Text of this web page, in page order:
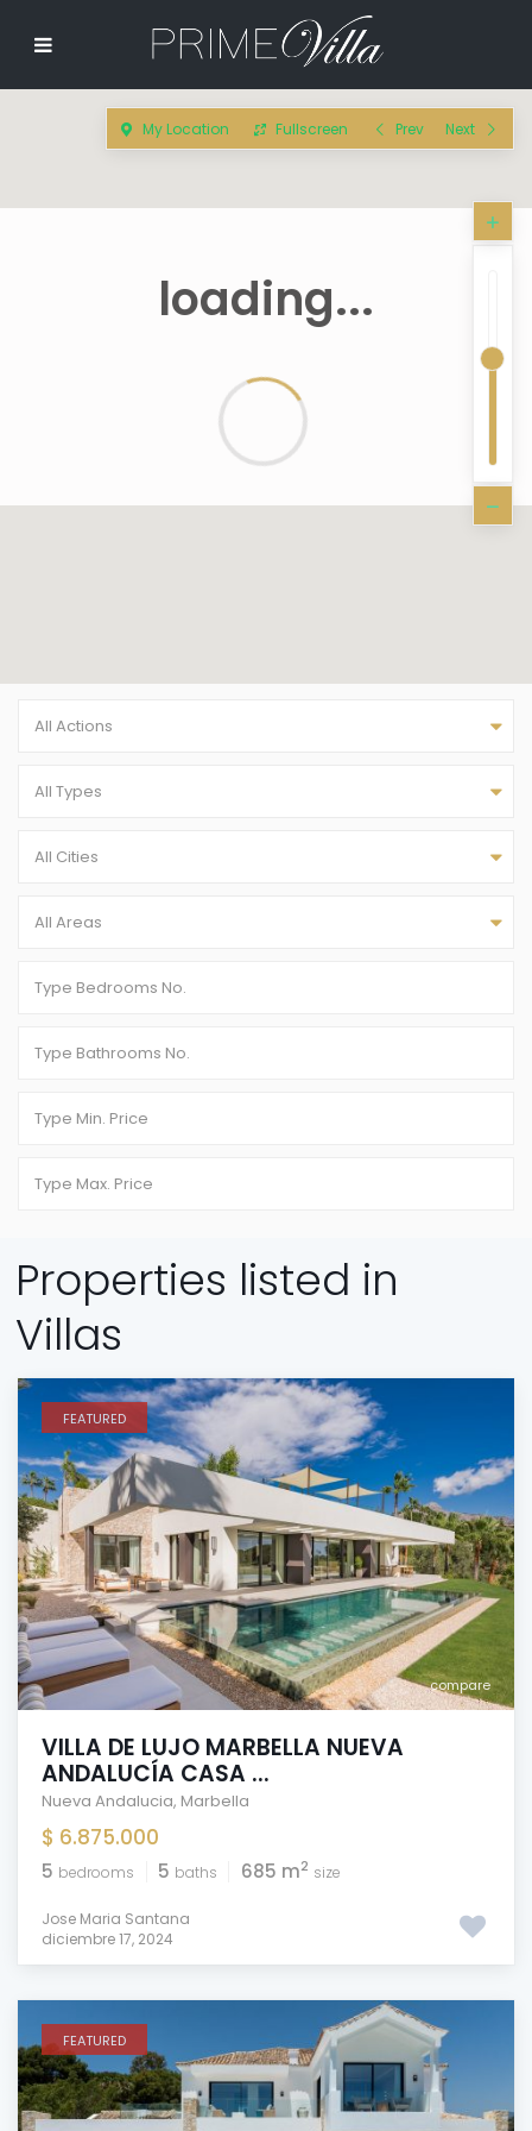
All Actions
All Types
All Cities
All Areas
Properties listed in
Villas
compare
FEATURED
VILLA DE LUJO MARBELLA NUEVA
ANDALUCÍA CASA ...
Nueva Andalucia, Marbella
$ 6.875.000
5 bedrooms 5 baths 685 m2 size
Jose Maria Santana
diciembre 17, 2024
FEATURED
loading...
My Location Fullscreen Prev Next